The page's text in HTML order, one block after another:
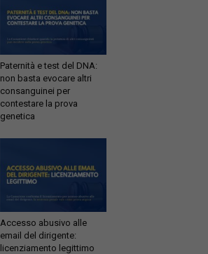
Paternità e test del DNA:
non basta evocare altri
consanguinei per
contestare la prova
genetica
Accesso abusivo alle
email del dirigente:
licenziamento legittimo